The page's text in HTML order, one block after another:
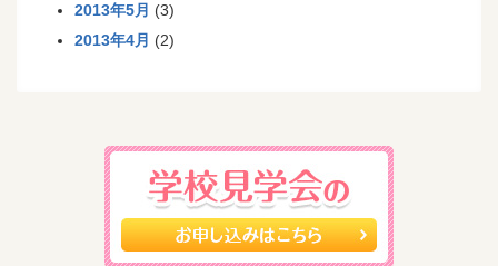
2013年5月 (3)
2013年4月 (2)